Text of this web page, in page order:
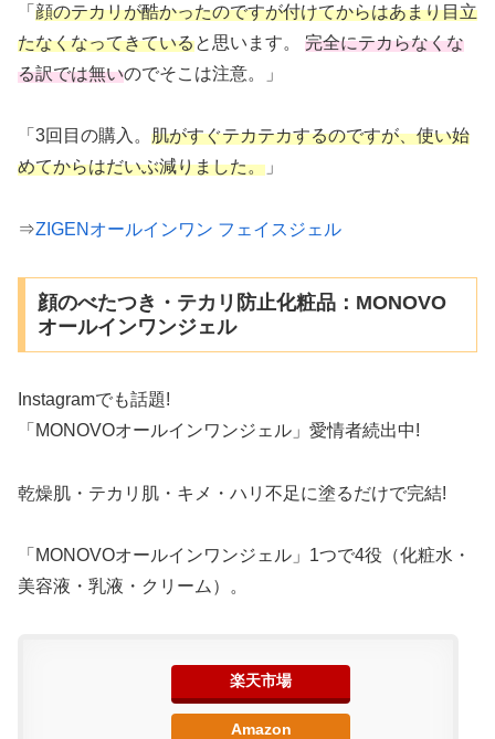
「 顔のテカリが酷かったのですが付けてからはあまり目立
たなくなってきていると思います。 完全にテカらなくな
る訳では無いのでそこは注意。」
「3回目の購入。 肌がすぐテカテカするのですが、使い始
めてからはだいぶ減りました。 」
⇒ZIGENオールインワン フェイスジェル
顔のべたつき・テカリ防止化粧品：MONOVO
オールインワンジェル
Instagramでも話題!
「MONOVOオールインワンジェル」愛情者続出中!
乾燥肌・テカリ肌・キメ・ハリ不足に塗るだけで完結!
「MONOVOオールインワンジェル」1つで4役（化粧水・
美容液・乳液・クリーム）。
楽天市場
Amazon